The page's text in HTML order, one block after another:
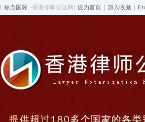
[ 标点国际 -香港律师公证网] 设为首页 加入收藏